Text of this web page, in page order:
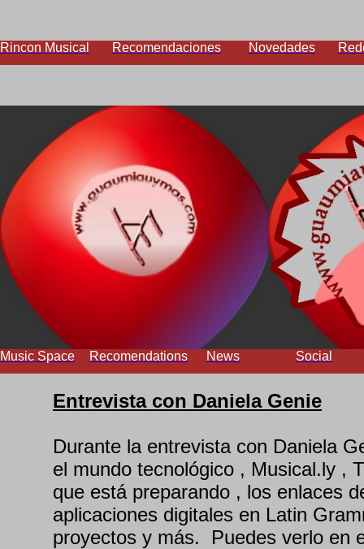
Rincon Musical Recomendaciones Novedades
Music Space Recomendations News Social
Entrevista con Daniela Genie
Durante la entrevista con Daniela
el mundo tecnológico , Musical.ly ,
que está preparando , los enlaces
aplicaciones digitales en Latin
proyectos y más. Puedes verlo en